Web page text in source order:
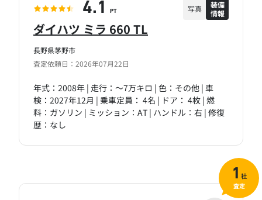
長野県茅野市
査定依頼日：2026年07月22日
ダイハツ ミラ 660 TL
年式：2008年 | 走行：～7万キロ | 色：その他 | 車
検：2027年12月 | 乗車定員： 4名 | ドア： 4枚 | 燃
料：ガソリン | ミッション：AT | ハンドル：右 | 修復
歴：なし
4.1 PT 写真
装備
情報
1 社
査定